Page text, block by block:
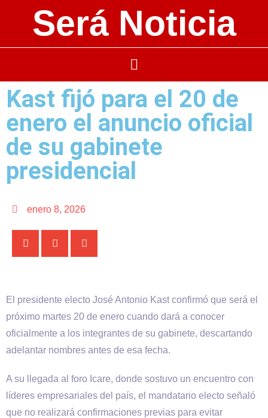
Será Noticia
Kast fijó para el 20 de
enero el anuncio oficial
de su gabinete
presidencial
enero 8, 2026
El presidente electo José Antonio Kast confirmó que será el
próximo martes 20 de enero cuando dará a conocer
oficialmente a los integrantes de su gabinete, descartando
adelantar nombres antes de esa fecha.
A su llegada al foro Icare, donde sostuvo un encuentro con
líderes empresariales del país, el mandatario electo señaló
que no realizará confirmaciones previas para evitar